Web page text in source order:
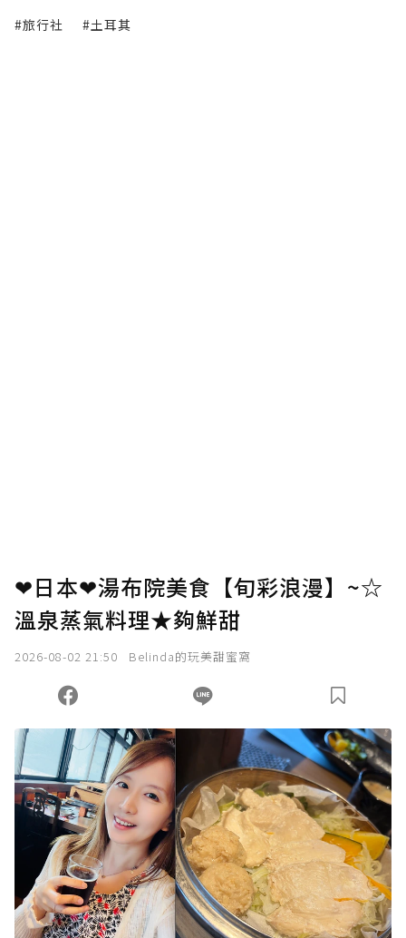
#旅行社 #土耳其
❤日本❤湯布院美食【旬彩浪漫】~☆
溫泉蒸氣料理★夠鮮甜
2026-08-02 21:50 Belinda的玩美甜蜜窩